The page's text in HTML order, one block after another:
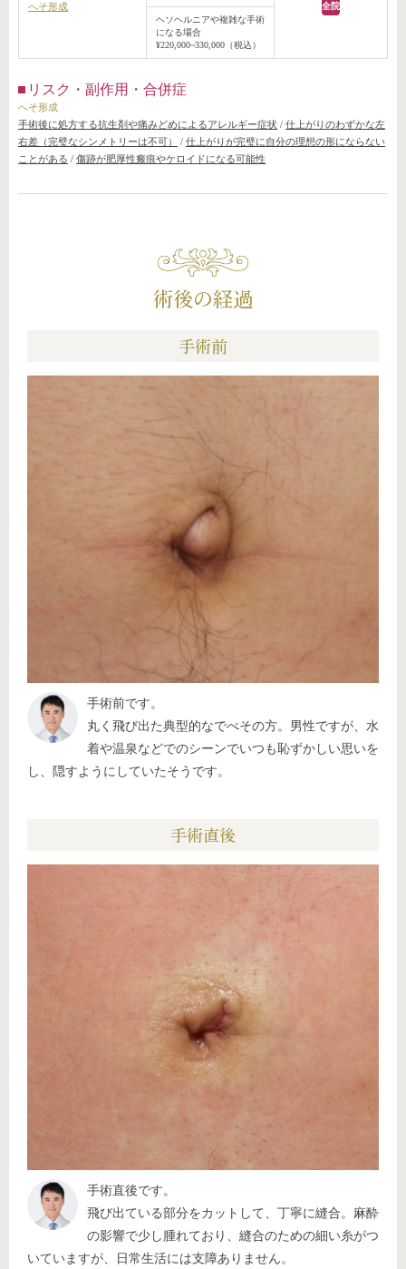
へそ形成
全院
ヘソヘルニアや複雑な手術
になる場合
¥220,000~330,000（税込）
リスク・副作用・合併症
へそ形成
手術後に処方する抗生剤や痛みどめによるアレルギー症状 / 仕上がりのわずかな左
右差（完璧なシンメトリーは不可）
/ 仕上がりが完璧に自分の理想の形にならない
ことがある / 傷跡が肥厚性瘢痕やケロイドになる可能性
術後の経過
手術前
手術前です。
丸く飛び出た典型的なでべその方。男性ですが、水
着や温泉などでのシーンでいつも恥ずかしい思いを
し、隠すようにしていたそうです。
手術直後
手術直後です。
飛び出ている部分をカットして、丁寧に縫合。麻酔
の影響で少し腫れており、縫合のための細い糸がつ
いていますが、日常生活には支障ありません。